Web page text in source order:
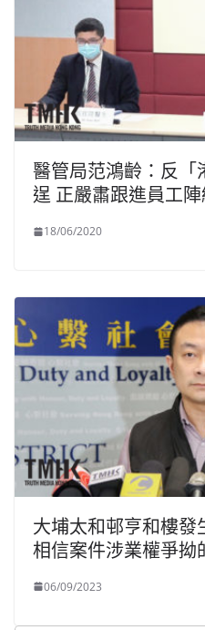
醫管局范鴻齡：反「
逞 正嚴肅跟進員工
18/06/2020
大埔太和邨亨和樓發
相信案件涉業權爭拗
06/09/2023